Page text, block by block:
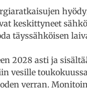
keskittyneet
täyssähköisen
2028 asti ja
vesille
verran.